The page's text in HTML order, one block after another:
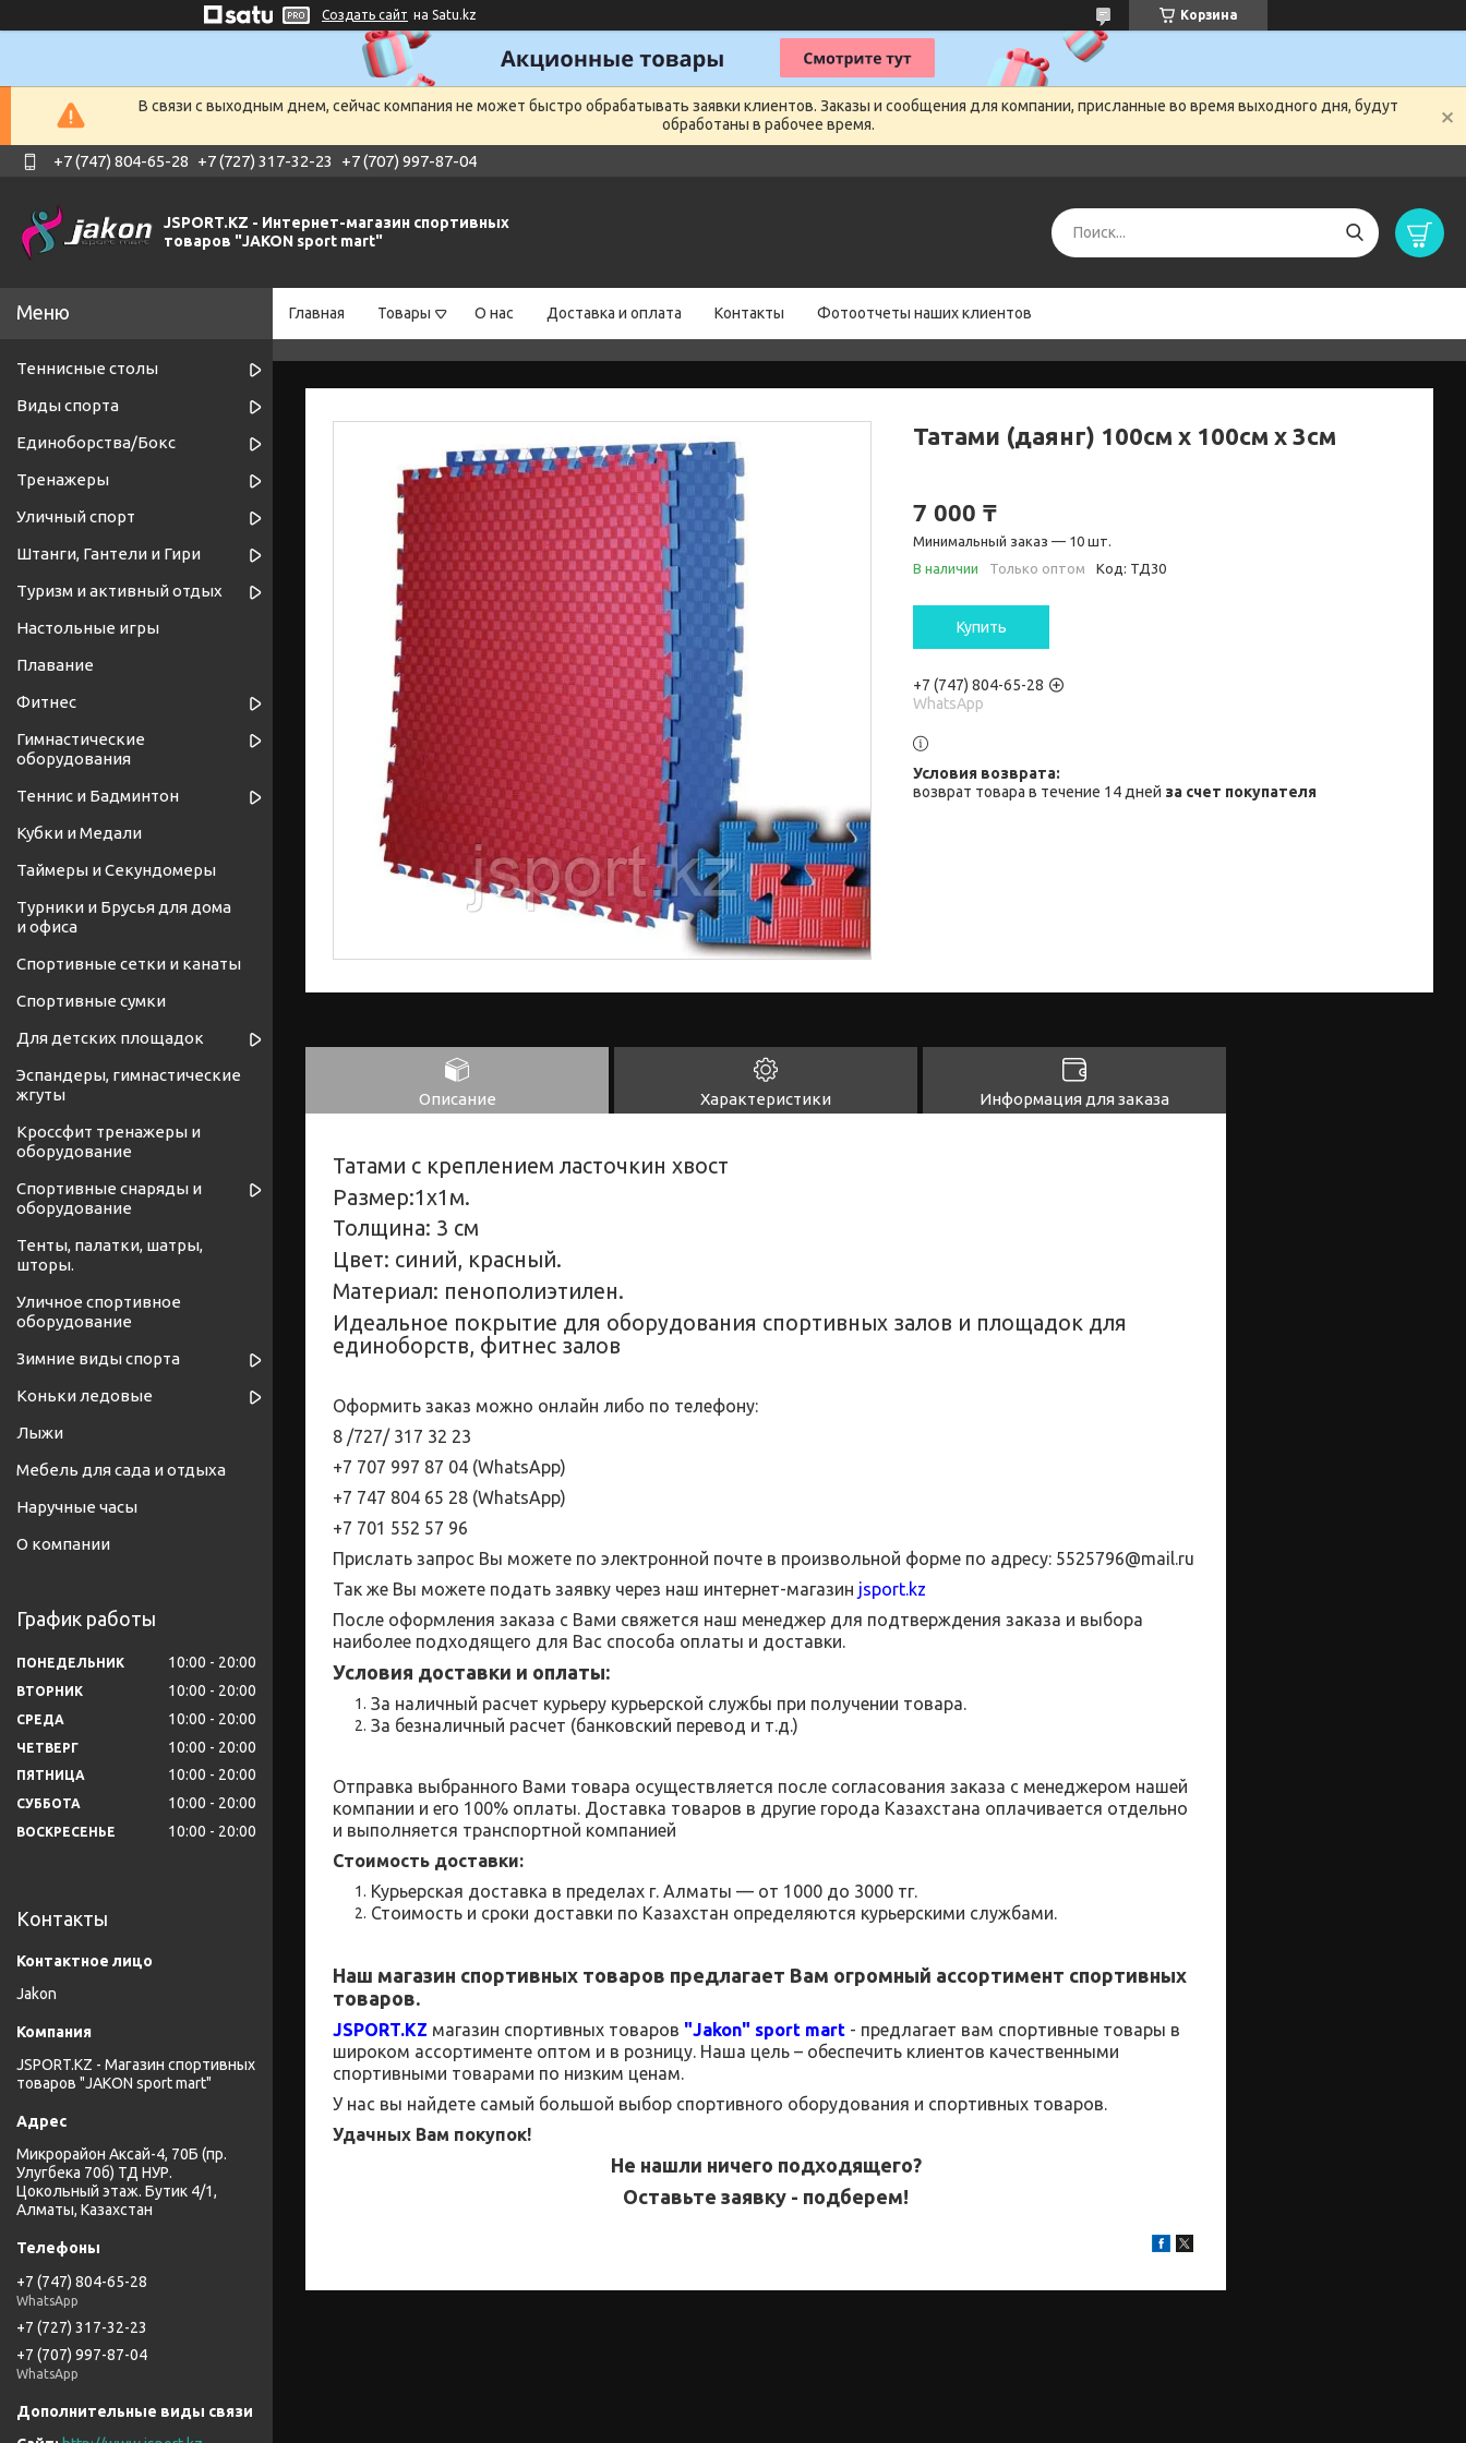
Создать сайт на Satu.kz Корзина
В связи с выходным днем, сейчас компания не может быстро обрабатывать заявки клиентов. Заказы и сообщения для компании, присланные во время выходного дня, будут
обработаны в рабочее время.
+7 (747) 804-65-28 +7 (727) 317-32-23 +7 (707) 997-87-04
JSPORT.KZ - Интернет-магазин спортивных
товаров "JAKON sport mart"
Главная Товары О нас Доставка и оплата Контакты Фотоотчеты наших клиентов
Татами (даянг) 100см х 100см х 3см
7 000 ₸
Минимальный заказ — 10 шт.
В наличии
Только оптом Код: ТД30
Купить
+7 (747) 804-65-28
WhatsApp
возврат товара в течение 14 дней за счет покупателя
Описание Характеристики Информация для заказа
Татами с креплением ласточкин хвост
Размер:1х1м.
Толщина: 3 см
Цвет: синий, красный.
Материал: пенополиэтилен.
Идеальное покрытие для оборудования спортивных залов и площадок для
единоборств, фитнес залов
Оформить заказ можно онлайн либо по телефону:
8 /727/ 317 32 23
+7 707 997 87 04 (WhatsApp)
+7 747 804 65 28 (WhatsApp)
+7 701 552 57 96
Прислать запрос Вы можете по электронной почте в произвольной форме по адресу: 5525796@mail.ru
Так же Вы можете подать заявку через наш интернет-магазин jsport.kz
После оформления заказа с Вами свяжется наш менеджер для подтверждения заказа и выбора
наиболее подходящего для Вас способа оплаты и доставки.
Условия доставки и оплаты:
За наличный расчет курьеру курьерской службы при получении товара.
За безналичный расчет (банковский перевод и т.д.)
Отправка выбранного Вами товара осуществляется после согласования заказа с менеджером нашей
компании и его 100% оплаты. Доставка товаров в другие города Казахстана оплачивается отдельно
и выполняется транспортной компанией
Стоимость доставки:
Курьерская доставка в пределах г. Алматы — от 1000 до 3000 тг.
Стоимость и сроки доставки по Казахстан определяются курьерскими службами.
Наш магазин спортивных товаров предлагает Вам огромный ассортимент спортивных
товаров.
JSPORT.KZ магазин спортивных товаров "Jakon" sport mart - предлагает вам спортивные товары в
широком ассортименте оптом и в розницу. Наша цель – обеспечить клиентов качественными
спортивными товарами по низким ценам.
У нас вы найдете самый большой выбор спортивного оборудования и спортивных товаров.
Удачных Вам покупок!
Не нашли ничего подходящего?
Оставьте заявку - подберем!
Теннисные столы
Виды спорта
Единоборства/Бокс
Тренажеры
Уличный спорт
Штанги, Гантели и Гири
Туризм и активный отдых
Настольные игры
Плавание
Фитнес
Гимнастические
оборудования
Теннис и Бадминтон
Кубки и Медали
Таймеры и Секундомеры
Турники и Брусья для дома
и офиса
Спортивные cетки и канаты
Спортивные сумки
Для детских площадок
Эспандеры, гимнастические
жгуты
Кроссфит тренажеры и
оборудование
Спортивные снаряды и
оборудование
Тенты, палатки, шатры,
шторы.
Уличное спортивное
оборудование
Зимние виды спорта
Коньки ледовые
Лыжи
Мебель для сада и отдыха
Наручные часы
О компании
График работы
ПОНЕДЕЛЬНИК 10:00 20:00
ВТОРНИК 10:00 20:00
СРЕДА 10:00 20:00
ЧЕТВЕРГ 10:00 20:00
ПЯТНИЦА 10:00 20:00
СУББОТА 10:00 20:00
ВОСКРЕСЕНЬЕ 10:00 20:00
Контакты
Jakon
JSPORT.KZ - Магазин спортивных
товаров "JAKON sport mart"
Микрорайон Аксай-4, 70Б (пр.
Улугбека 70б) ТД НУР.
Цокольный этаж. Бутик 4/1,
Алматы, Казахстан
+7 (747) 804-65-28
WhatsApp
+7 (727) 317-32-23
+7 (707) 997-87-04
WhatsApp